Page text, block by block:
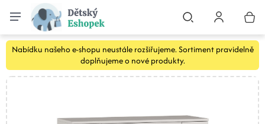
Nabídku našeho e-shopu neustále rozšiřujeme. Sortiment pravidelně
doplňujeme o nové produkty.